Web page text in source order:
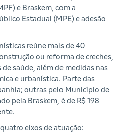
e Braskem, com a
Estadual (MPE) e adesão
reúne mais de 40
ou reforma de creches,
saúde, além de medidas nas
e urbanística. Parte das
outras pelo Município de
pela Braskem, é de R$ 198
eixos de atuação: